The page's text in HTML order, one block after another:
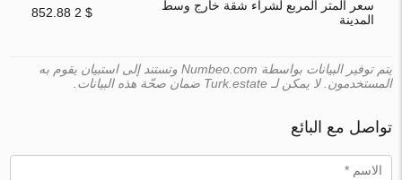
سعر المتر المربع لشراء شقة خارج وسط
المدينة
$ 2 852.88
يتم توفير البيانات بواسطة Numbeo.com وتستند إلى استبيان يقوم به
المستخدمون. لا يمكن لـ Turk.estate ضمان صحّة هذه البيانات.
تواصل مع البائع